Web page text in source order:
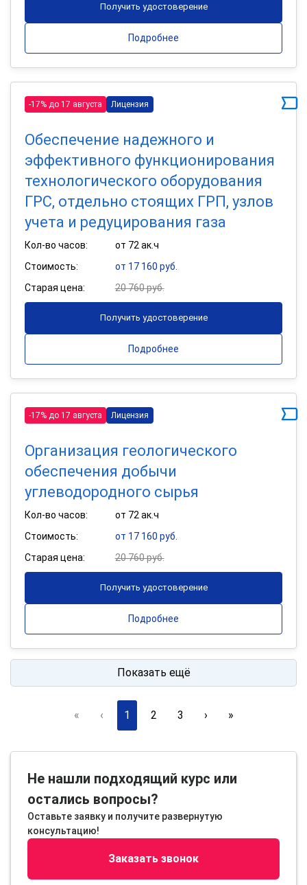
Получить удостоверение
Подробнее
-17% до 17 августа Лицензия
Обеспечение надежного и
эффективного функционирования
технологического оборудования
ГРС, отдельно стоящих ГРП, узлов
учета и редуцирования газа
Кол-во часов:
от 72 ак.ч
Стоимость:
от 17 160 руб.
Старая цена:
20 760 руб.
Получить удостоверение
Подробнее
-17% до 17 августа Лицензия
Организация геологического
обеспечения добычи
углеводородного сырья
Кол-во часов:
от 72 ак.ч
Стоимость:
от 17 160 руб.
Старая цена:
20 760 руб.
Получить удостоверение
Подробнее
Показать ещё
« ‹ 1 2 3 › »
Не нашли подходящий курс или
остались вопросы?
Оставьте заявку и получите развернутую
консультацию!
Заказать звонок